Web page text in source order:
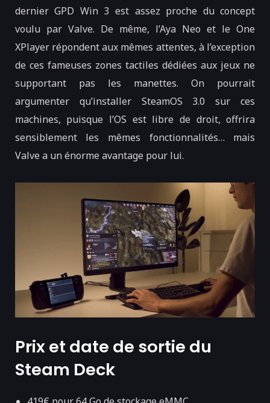
dernier GPD Win 3 est assez proche du concept
voulu par Valve. De même, l’Aya Neo et le One
XPlayer répondent aux mêmes attentes, à l’exception
de ces fameuses zones tactiles dédiées aux jeux ne
supportant pas les manettes. On pourrait
argumenter qu’installer SteamOS 3.0 sur ces
machines, puisque l’OS est libre de droit, offrira
sensiblement les mêmes fonctionnalités… mais
Valve a un énorme avantage pour lui.
Prix et date de sortie du
Steam Deck